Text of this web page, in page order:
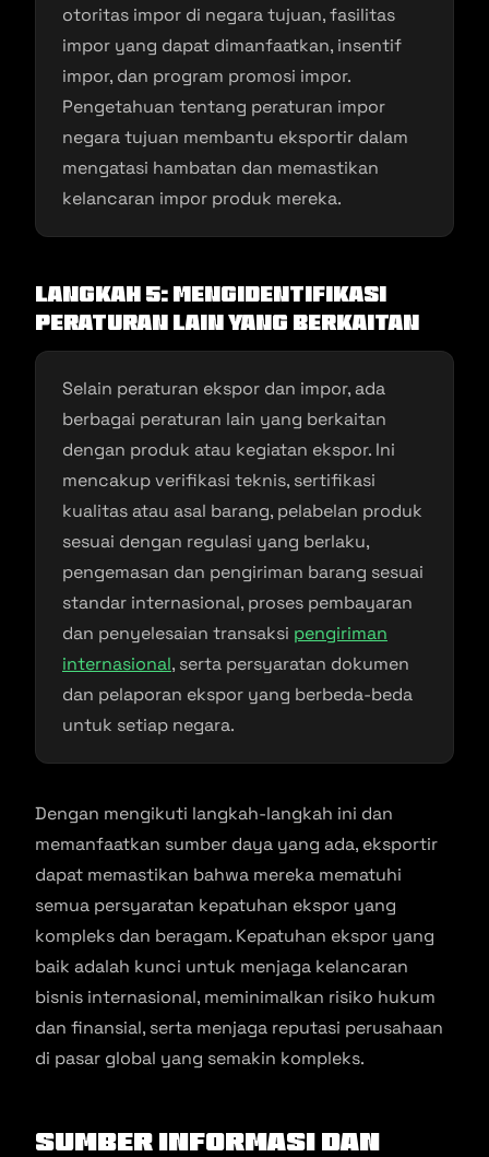
otoritas impor di negara tujuan, fasilitas
impor yang dapat dimanfaatkan, insentif
impor, dan program promosi impor.
Pengetahuan tentang peraturan impor
negara tujuan membantu eksportir dalam
mengatasi hambatan dan memastikan
kelancaran impor produk mereka.
Langkah 5: Mengidentifikasi
Peraturan Lain yang Berkaitan
Selain peraturan ekspor dan impor, ada
berbagai peraturan lain yang berkaitan
dengan produk atau kegiatan ekspor. Ini
mencakup verifikasi teknis, sertifikasi
kualitas atau asal barang, pelabelan produk
sesuai dengan regulasi yang berlaku,
pengemasan dan pengiriman barang sesuai
standar internasional, proses pembayaran
dan penyelesaian transaksi pengiriman
internasional, serta persyaratan dokumen
dan pelaporan ekspor yang berbeda-beda
untuk setiap negara.
Dengan mengikuti langkah-langkah ini dan
memanfaatkan sumber daya yang ada, eksportir
dapat memastikan bahwa mereka mematuhi
semua persyaratan kepatuhan ekspor yang
kompleks dan beragam. Kepatuhan ekspor yang
baik adalah kunci untuk menjaga kelancaran
bisnis internasional, meminimalkan risiko hukum
dan finansial, serta menjaga reputasi perusahaan
di pasar global yang semakin kompleks.
Sumber Informasi dan